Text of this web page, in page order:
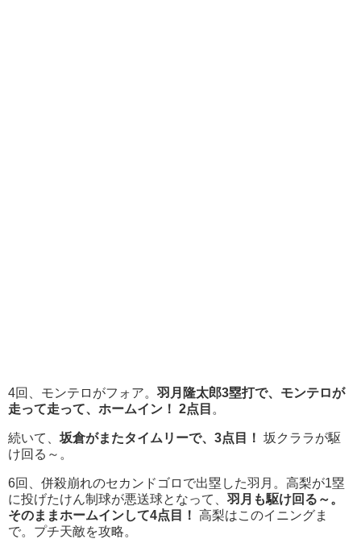
4回、モンテロがフォア。 羽月隆太郎3塁打で、モンテロが
走って走って、ホームイン！ 2点目 。
続いて、 坂倉がまたタイムリーで、3点目！ 坂クララが駆
け回る～。
6回、併殺崩れのセカンドゴロで出塁した羽月。高梨が1塁
に投げたけん制球が悪送球となって、 羽月も駆け回る～。
そのままホームインして4点目！ 高梨はこのイニングま
で。プチ天敵を攻略。